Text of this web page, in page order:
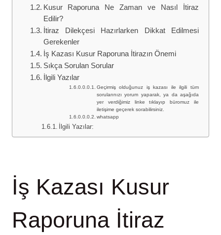
Kusur Raporuna Ne Zaman ve Nasıl İtiraz
Edilir?
İtiraz Dilekçesi Hazırlarken Dikkat Edilmesi
Gerekenler
İş Kazası Kusur Raporuna İtirazın Önemi
Sıkça Sorulan Sorular
İlgili Yazılar
Geçirmiş olduğunuz iş kazası ile ilgili tüm
sorularınızı yorum yaparak, ya da aşağıda
yer verdiğimiz linke tıklayıp büromuz ile
iletişime geçerek sorabilirsiniz.
whatsapp
İlgili Yazılar:
İş Kazası Kusur
Raporuna İtiraz